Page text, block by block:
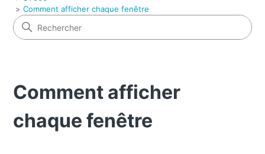
Comment afficher chaque fenêtre
Comment afficher
chaque fenêtre